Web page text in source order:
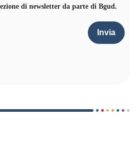
di newsletter da parte di Bgud.
Invia